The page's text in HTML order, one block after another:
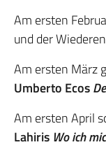
Am ersten
und der
Am ersten März
Umberto Ecos
Am ersten April
Lahiris Wo ich